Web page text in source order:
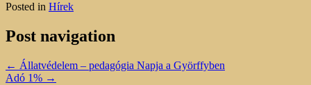
Posted in Hírek
Post navigation
← Állatvédelem – pedagógia Napja a Györffyben
Adó 1% →